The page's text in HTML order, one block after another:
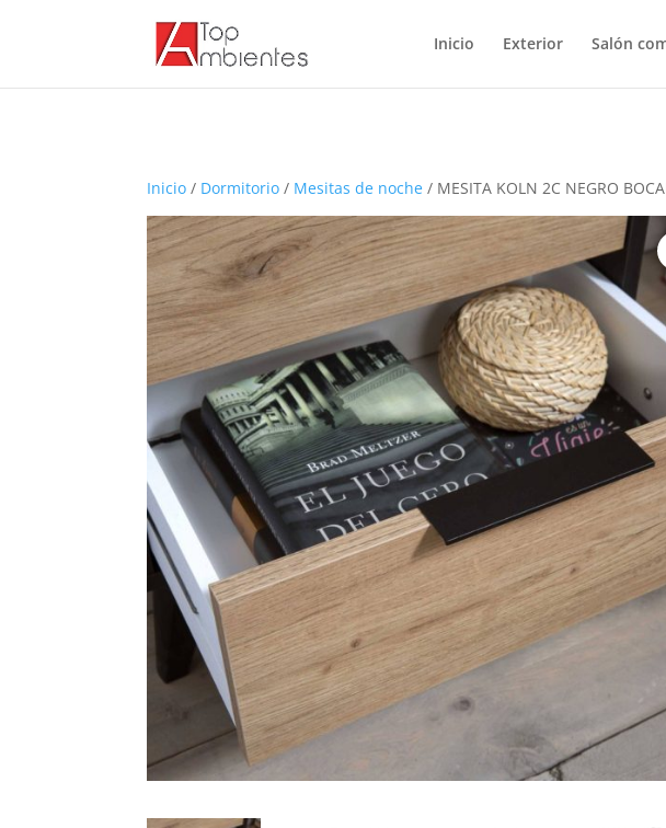
Inicio Exterior Salón
Inicio / Dormitorio / Mesitas de noche / MESITA KOLN 2C NEGRO